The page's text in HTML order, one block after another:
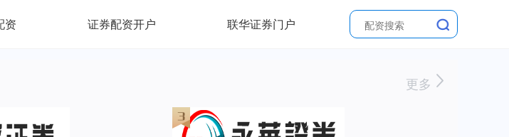
资 证券配资开户 联华证券门户
更多